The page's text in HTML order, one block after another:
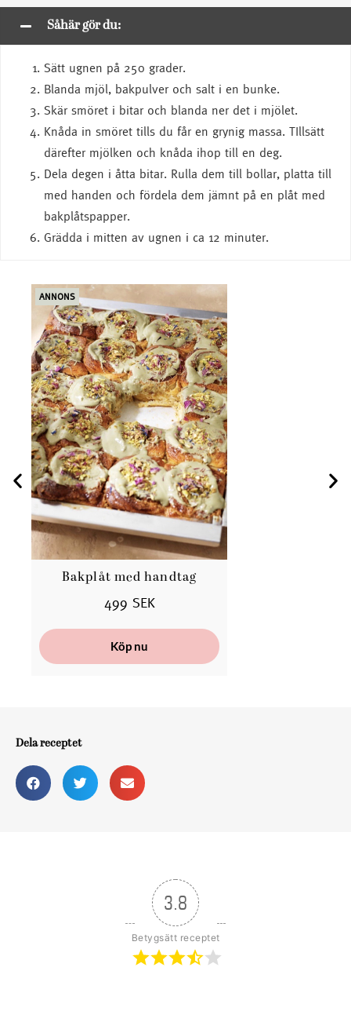
Såhär gör du:
Sätt ugnen på 250 grader.
Blanda mjöl, bakpulver och salt i en bunke.
Skär smöret i bitar och blanda ner det i mjölet.
Knåda in smöret tills du får en grynig massa. TIllsätt
därefter mjölken och knåda ihop till en deg.
Dela degen i åtta bitar. Rulla dem till bollar, platta till
med handen och fördela dem jämnt på en plåt med
bakplåtspapper.
Grädda i mitten av ugnen i ca 12 minuter.
ANNONS
Bakplåt med handtag
499 SEK
Köp nu
Dela receptet
3.8
Betygsätt receptet